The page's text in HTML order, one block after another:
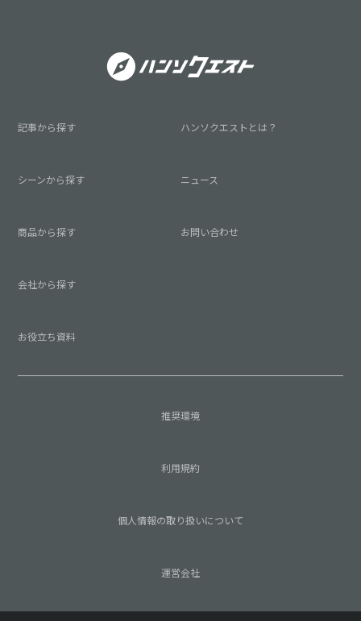
記事から探す
シーンから探す
商品から探す
会社から探す
お役立ち資料
ハンソクエストとは？
ニュース
お問い合わせ
推奨環境
利用規約
個人情報の取り扱いについて
運営会社